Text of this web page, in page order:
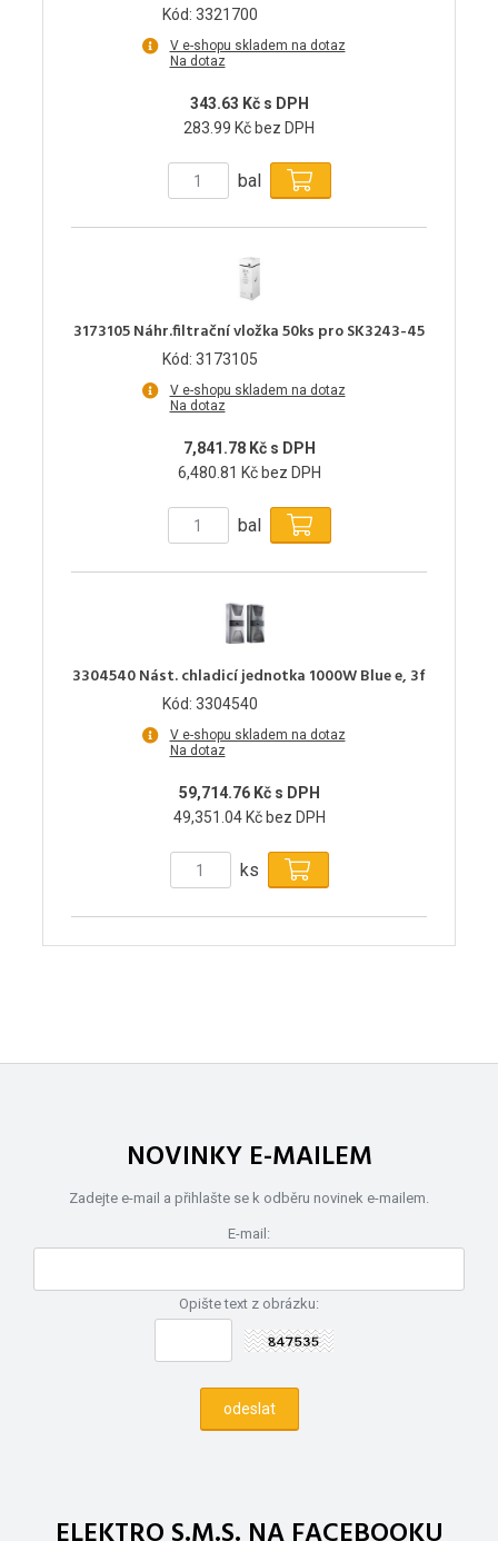
Kód: 3321700
V e-shopu skladem na dotaz
Na dotaz
343.63 Kč s DPH
283.99 Kč bez DPH
bal
3173105 Náhr.filtrační vložka 50ks pro SK3243-45
Kód: 3173105
V e-shopu skladem na dotaz
Na dotaz
7,841.78 Kč s DPH
6,480.81 Kč bez DPH
bal
3304540 Nást. chladicí jednotka 1000W Blue e, 3f
Kód: 3304540
V e-shopu skladem na dotaz
Na dotaz
59,714.76 Kč s DPH
49,351.04 Kč bez DPH
ks
NOVINKY E-MAILEM
Zadejte e-mail a přihlašte se k odběru novinek e-mailem.
E-mail:
Opište text z obrázku: